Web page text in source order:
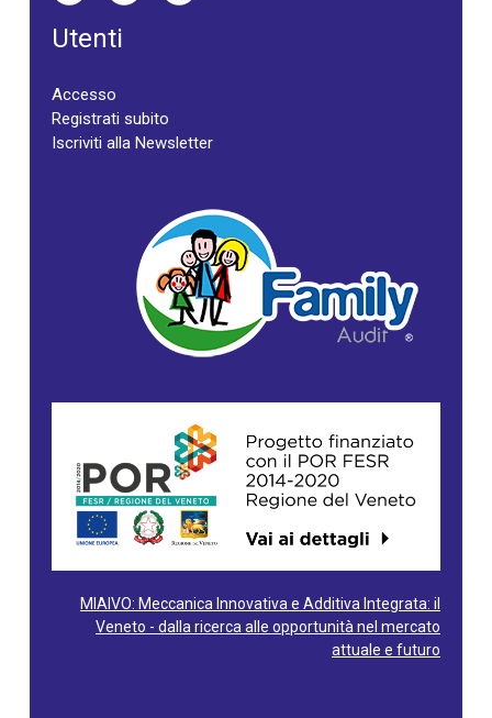
Utenti
Accesso
Registrati subito
Iscriviti alla Newsletter
MIAIVO: Meccanica Innovativa e Additiva Integrata: il
Veneto - dalla ricerca alle opportunità nel mercato
attuale e futuro